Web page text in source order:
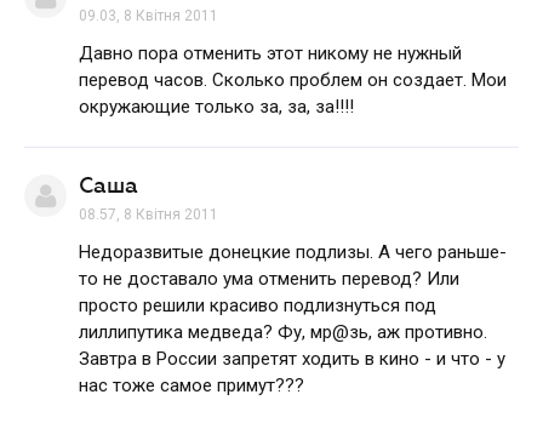
09.03, 8 Квітня 2011
Давно пора отменить этот никому не нужный
перевод часов. Сколько проблем он создает. Мои
окружающие только за, за, за!!!!
Саша
08.57, 8 Квітня 2011
Недоразвитые донецкие подлизы. А чего раньше-
то не доставало ума отменить перевод? Или
просто решили красиво подлизнуться под
лиллипутика медведа? Фу, мр@зь, аж противно.
Завтра в России запретят ходить в кино - и что - у
нас тоже самое примут???